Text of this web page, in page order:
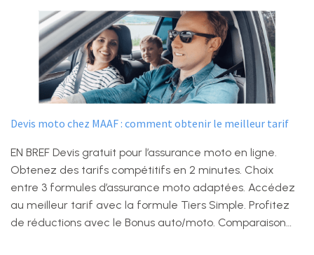
Devis moto chez MAAF : comment obtenir le meilleur tarif
EN BREF Devis gratuit pour l’assurance moto en ligne.
Obtenez des tarifs compétitifs en 2 minutes. Choix
entre 3 formules d’assurance moto adaptées. Accédez
au meilleur tarif avec la formule Tiers Simple. Profitez
de réductions avec le Bonus auto/moto. Comparaison…